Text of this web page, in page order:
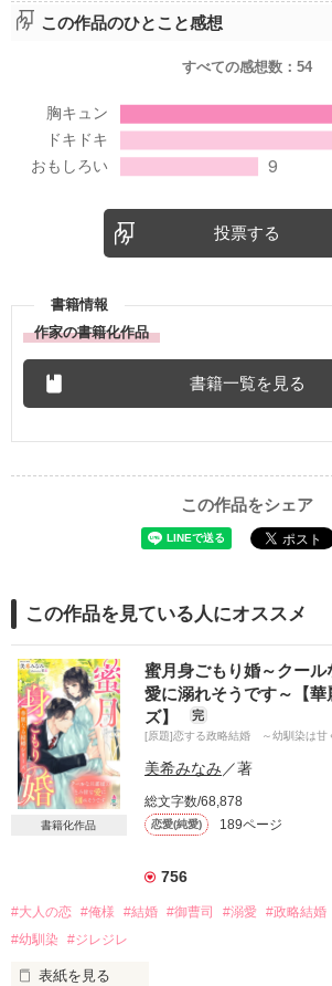
この作品のひとこと感想
すべての感想数： 54
投票する
書籍情報
作家の書籍化作品
書籍一覧を見る
この作品をシェア
この作品を見ている人にオススメ
書籍化作品
蜜月身ごもり婚～クー
愛に溺れそうです～【
ズ】
完
[原題]恋する政略結婚 ～幼馴染は甘
美希みなみ ／著
総文字数/68,878
恋愛(純愛) 189ページ
756
#大人の恋 #俺様 #結婚 #御曹司 #溺愛 #政略結婚
#幼馴染
#ジレジレ
表紙を見る